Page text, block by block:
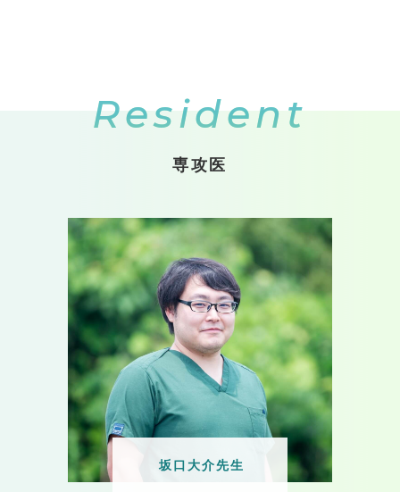
Resident
専攻医
坂口大介先生